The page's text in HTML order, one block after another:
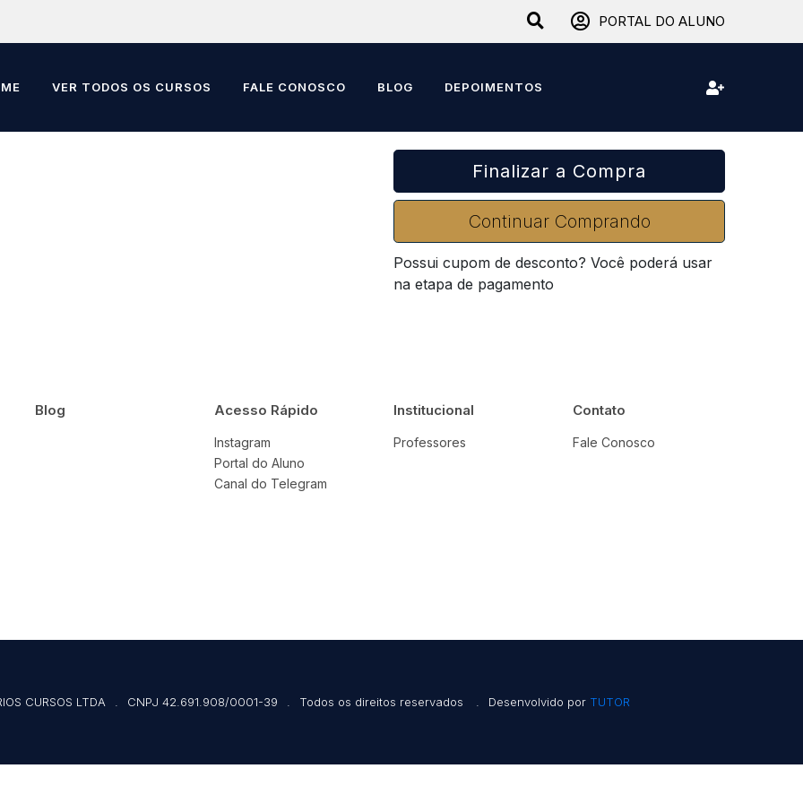
PORTAL DO ALUNO
VER TODOS OS CURSOS FALE CONOSCO BLOG DEPOIMENTOS
Finalizar a Compra
Continuar Comprando
Possui cupom de desconto? Você poderá usar
na etapa de pagamento
Blog Acesso Rápido
Instagram
Portal do Aluno
Canal do Telegram
Institucional
Professores
Contato
Fale Conosco
CURSOS LTDA CNPJ 42.691.908/0001-39 Todos os direitos reservados Desenvolvido por TUTOR